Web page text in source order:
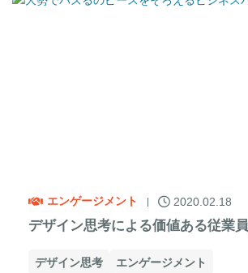
エンゲージメント 2020.02.18
デザイン思考による価値ある従業
デザイン思考 エンゲージメント